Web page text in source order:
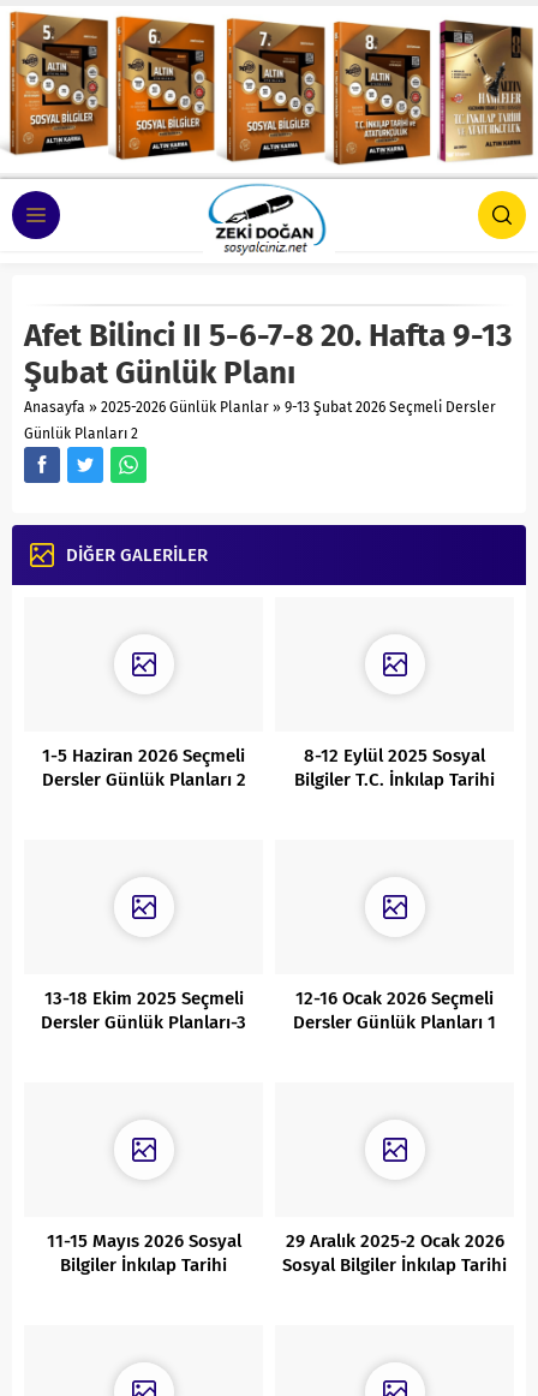
Afet Bilinci II 5-6-7-8 20. Hafta 9-13
Şubat Günlük Planı
Anasayfa » 2025-2026 Günlük Planlar » 9-13 Şubat 2026 Seçmeli Dersler
Günlük Planları 2
DİĞER GALERİLER
1-5 Haziran 2026 Seçmeli
Dersler Günlük Planları 2
8-12 Eylül 2025 Sosyal
Bilgiler T.C. İnkılap Tarihi
13-18 Ekim 2025 Seçmeli
Dersler Günlük Planları-3
12-16 Ocak 2026 Seçmeli
Dersler Günlük Planları 1
11-15 Mayıs 2026 Sosyal
Bilgiler İnkılap Tarihi
29 Aralık 2025-2 Ocak 2026
Sosyal Bilgiler İnkılap Tarihi